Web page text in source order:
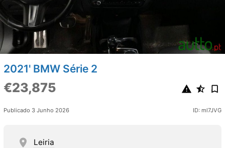
2021' BMW Série 2
€23,875
Publicado 3 Junho 2026 ID: ml7JVG
Leiria